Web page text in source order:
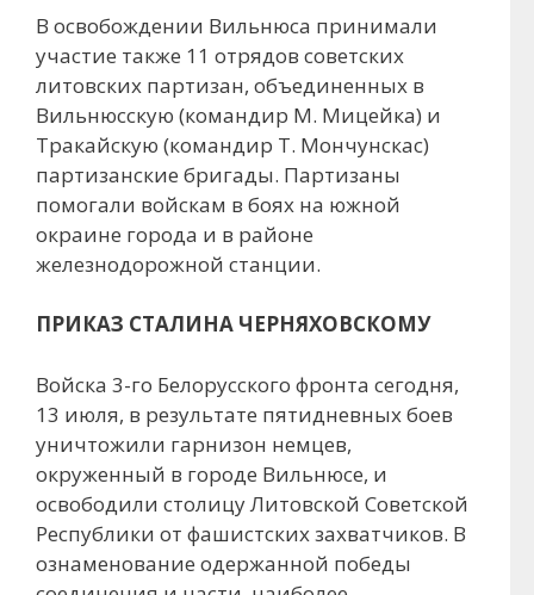
В освобождении Вильнюса принимали
участие также 11 отрядов советских
литовских партизан, объединенных в
Вильнюсскую (командир М. Мицейка) и
Тракайскую (командир Т. Мончунскас)
партизанские бригады. Партизаны
помогали войскам в боях на южной
окраине города и в районе
железнодорожной станции.
ПРИКАЗ СТАЛИНА ЧЕРНЯХОВСКОМУ
Войска 3-го Белорусского фронта сегодня,
13 июля, в результате пятидневных боев
уничтожили гарнизон немцев,
окруженный в городе Вильнюсе, и
освободили столицу Литовской Советской
Республики от фашистских захватчиков. В
ознаменование одержанной победы